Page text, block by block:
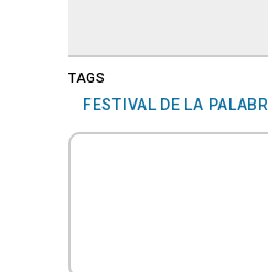
TAGS
FESTIVAL DE LA